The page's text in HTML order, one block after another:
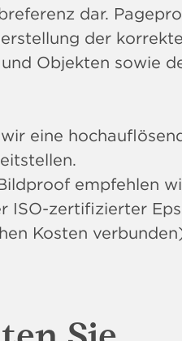
dar.
der
Objekten sowie
eine
empfehlen
ISO-zertifizierter
Kosten